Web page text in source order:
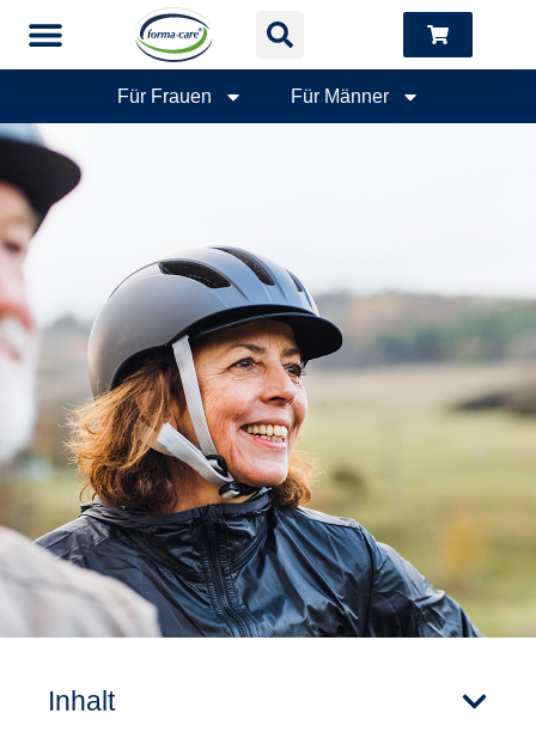
Für Frauen Für Männer
Inhalt